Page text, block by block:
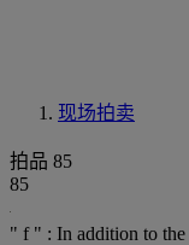
现场拍卖
拍品 85
85
" f " : In addition to